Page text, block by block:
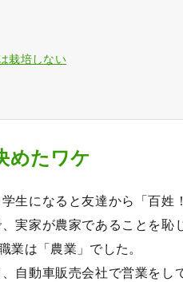
栽培しない
めたワケ
生になると友達から「百姓
実家が農家であることを恥
業は「農業」でした。
自動車販売会社で営業をし